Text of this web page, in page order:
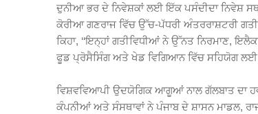
ਦੁਨੀਆ ਭਰ ਦੇ ਨਿਵੇਸ਼ਕਾਂ ਲਈ ਇੱਕ ਪਸੰਦੀਦਾ ਨਿਵੇਸ਼
ਕੋਰੀਆ ਗਣਰਾਜ ਵਿੱਚ ਉੱਚ-ਪੱਧਰੀ ਅੰਤਰਰਾਸ਼ਟਰੀ
ਕਿਹਾ, ‘‘ਇਨ੍ਹਾਂ ਗਤੀਵਿਧੀਆਂ ਨੇ ਉੱਨਤ ਨਿਰਮਾਣ,
ਫੂਡ ਪ੍ਰੋਸੈਸਿੰਗ ਅਤੇ ਖੇਡ ਵਿਗਿਆਨ ਵਿੱਚ ਸਹਿਯੋਗ ਲਈ
ਵਿਸ਼ਵਵਿਆਪੀ ਉਦਯੋਗਿਕ ਆਗੂਆਂ ਨਾਲ ਗੱਲਬਾਤ ਦਾ
ਕੰਪਨੀਆਂ ਅਤੇ ਸੰਸਥਾਵਾਂ ਨੇ ਪੰਜਾਬ ਦੇ ਸ਼ਾਸਨ ਮਾਡਲ,